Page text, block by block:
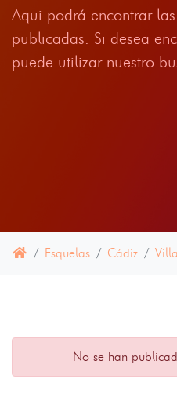
Aqui podrá encontrar
publicadas. Si desea
puede utilizar nuestro
Esquelas Cádiz
No se han